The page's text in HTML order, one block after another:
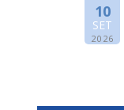
10
SET
2026